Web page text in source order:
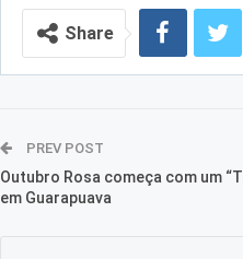
Share
PREV POST
Outubro Rosa começa com um
em Guarapuava